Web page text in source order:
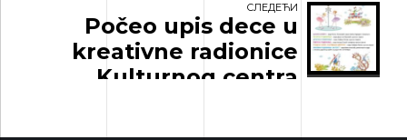
СЛЕДЕЋИ
Počeo upis dece u
kreativne radionice
Kulturnog centra